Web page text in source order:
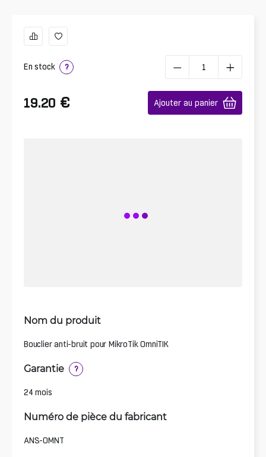
En stock ?
19.20 € Ajouter au panier
Nom du produit
Bouclier anti-bruit pour MikroTik OmniTIK
Garantie ?
24 mois
Numéro de pièce du fabricant
ANS-OMNT